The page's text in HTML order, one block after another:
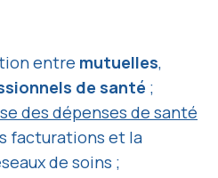
entre mutuelles,
de santé ;
des dépenses de santé
facturations et la
de soins ;